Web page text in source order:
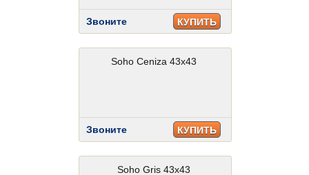
Звоните КУПИТЬ
Soho Ceniza 43x43
Звоните КУПИТЬ
Soho Gris 43x43